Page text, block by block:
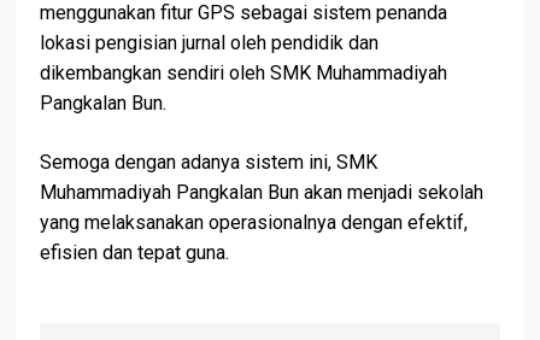
menggunakan fitur GPS sebagai sistem penanda
lokasi pengisian jurnal oleh pendidik dan
dikembangkan sendiri oleh SMK Muhammadiyah
Pangkalan Bun.
Semoga dengan adanya sistem ini, SMK
Muhammadiyah Pangkalan Bun akan menjadi sekolah
yang melaksanakan operasionalnya dengan efektif,
efisien dan tepat guna.